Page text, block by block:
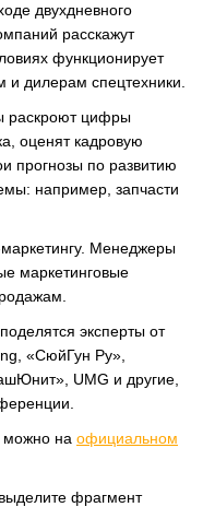
двухдневного
расскажут
функционирует
и дилерам спецтехники.
раскроют цифры
оценят кадровую
прогнозы по развитию
например, запчасти
Менеджеры
маркетинговые
эксперты от
«СюйГун Ру»,
UMG и другие,
можно на официальном
фрагмент